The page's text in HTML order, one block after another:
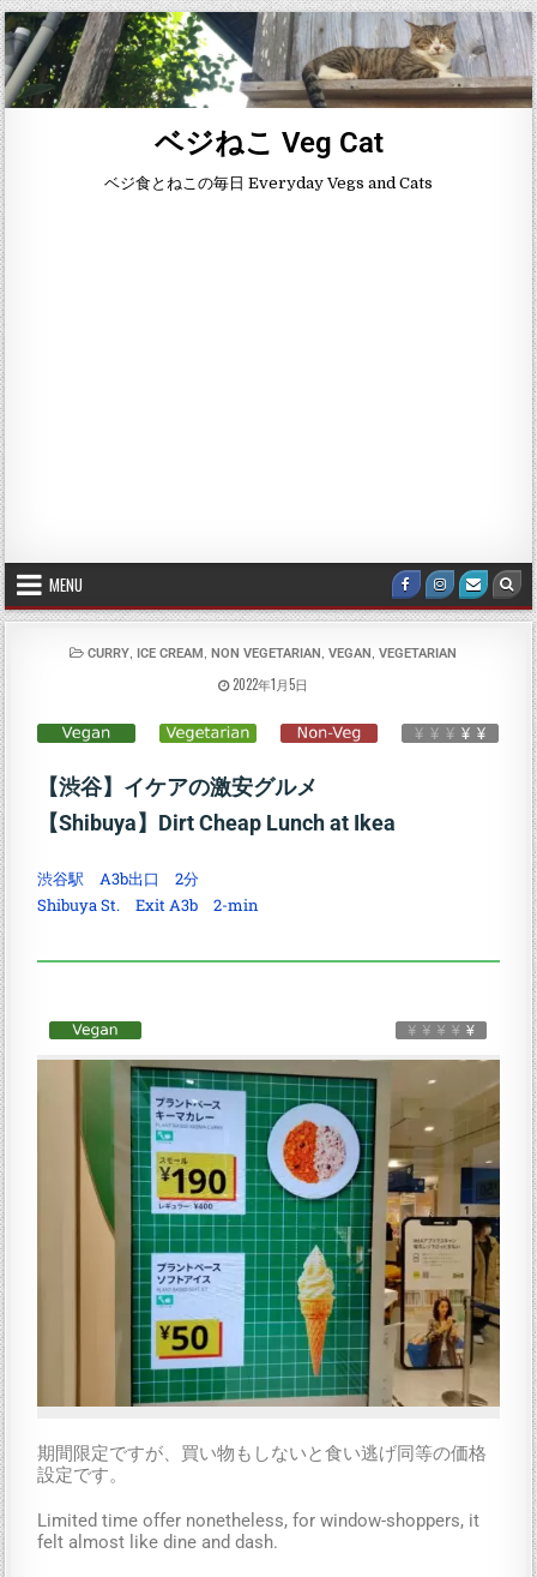
ベジねこ Veg Cat
ベジ食とねこの毎日 Everyday Vegs and Cats
MENU
CURRY, ICE CREAM NON VEGETARIAN VEGAN VEGETARIAN
2022年1月5日
【渋谷】イケアの激安グルメ
【Shibuya】Dirt Cheap Lunch at Ikea
渋谷駅 A3b出口 2分
Shibuya St. Exit A3b 2-min
期間限定ですが、買い物もしないと食い逃げ同等の価格
設定です。
Limited time offer nonetheless, for window-shoppers, it
felt almost like dine and dash.